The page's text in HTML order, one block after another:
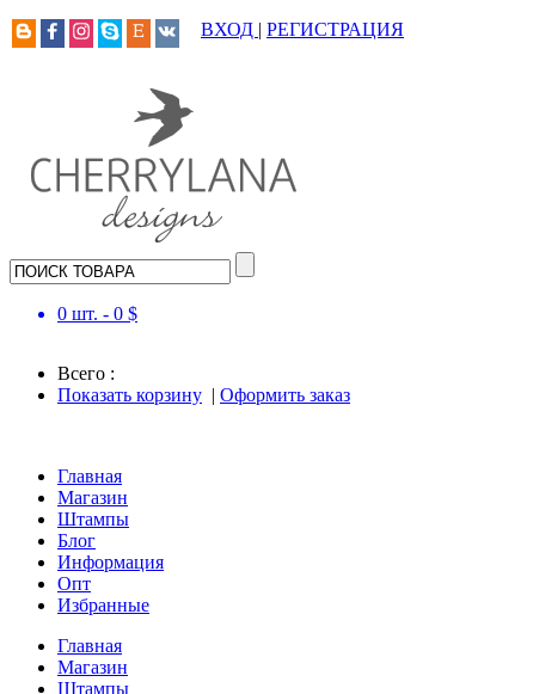
ВХОД | РЕГИСТРАЦИЯ
0 шт. - 0 $
Всего :
Показать корзину | Оформить заказ
Главная
Магазин
Штампы
Блог
Информация
Опт
Избранные
Главная
Магазин
Штампы